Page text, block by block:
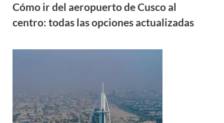
Cómo ir del aeropuerto de Cusco al
centro: todas las opciones actualizadas